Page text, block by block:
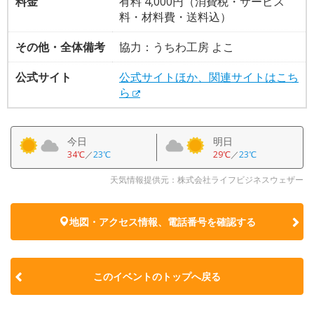
料・材料費・送料込）
その他・全体備考
協力：うちわ工房 よこ
公式サイト
公式サイトほか、関連サイトはこち
ら
今日
34℃／23℃
明日
29℃／23℃
天気情報提供元：株式会社ライフビジネスウェザー
地図・アクセス情報、電話番号を確認する
このイベントのトップへ戻る